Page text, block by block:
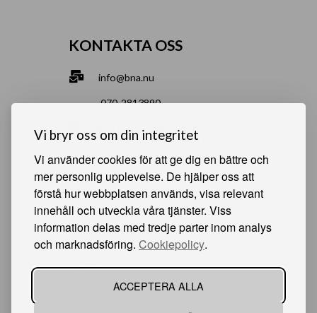
Vi bryr oss om din integritet
Vi använder cookies för att ge dig en bättre och
mer personlig upplevelse. De hjälper oss att
förstå hur webbplatsen används, visa relevant
innehåll och utveckla våra tjänster. Viss
information delas med tredje parter inom analys
och marknadsföring. Cookiepolicy.
ACCEPTERA ALLA
KONTAKTA OSS
info@bna.nu
070-2813890
Norrgårdsgatan 9a, 686 35 Sunne
Bjälverud 540, 68693 Sunne
HJÄLPSAMMA SIDOR
Något du vill sälja?
Att köpa från oss
Om oss
Våra auktioner